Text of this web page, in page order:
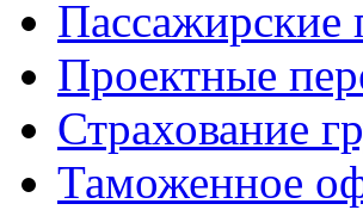
Пассажирские
Проектные
Страхование
Таможенное